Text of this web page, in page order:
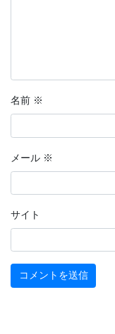
名前 ※
メール ※
サイト